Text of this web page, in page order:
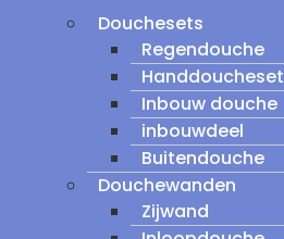
Douchesets
Regendouche
Handdoucheset
Inbouw douche
inbouwdeel
Buitendouche
Douchewanden
Zijwand